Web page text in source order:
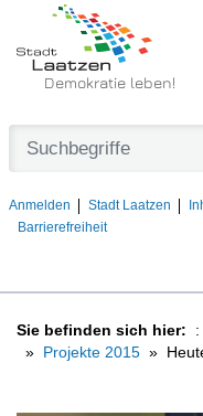
Demokratie leben!
Anmelden Stadt Laatzen
Barrierefreiheit
Sie befinden sich hier:
Projekte 2015